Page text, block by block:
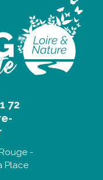
72
-
Place